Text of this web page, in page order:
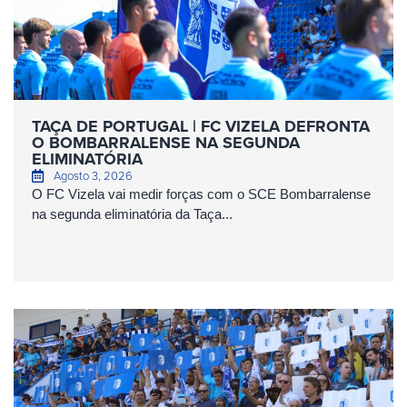
TAÇA DE PORTUGAL | FC VIZELA DEFRONTA
O BOMBARRALENSE NA SEGUNDA
ELIMINATÓRIA
Agosto 3, 2026
O FC Vizela vai medir forças com o SCE Bombarralense
na segunda eliminatória da Taça...